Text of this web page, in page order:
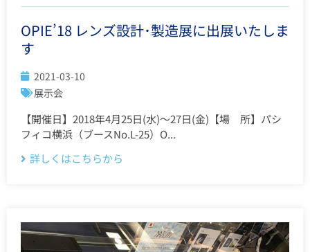
OPIE’18 レンズ設計･製造展に出展いたしま
す
2021-03-10
展示会
【開催日】2018年4月25日(水)～27日(金)【場 所】パシ
フィコ横浜（ブースNo.L-25）O...
詳しくはこちらから